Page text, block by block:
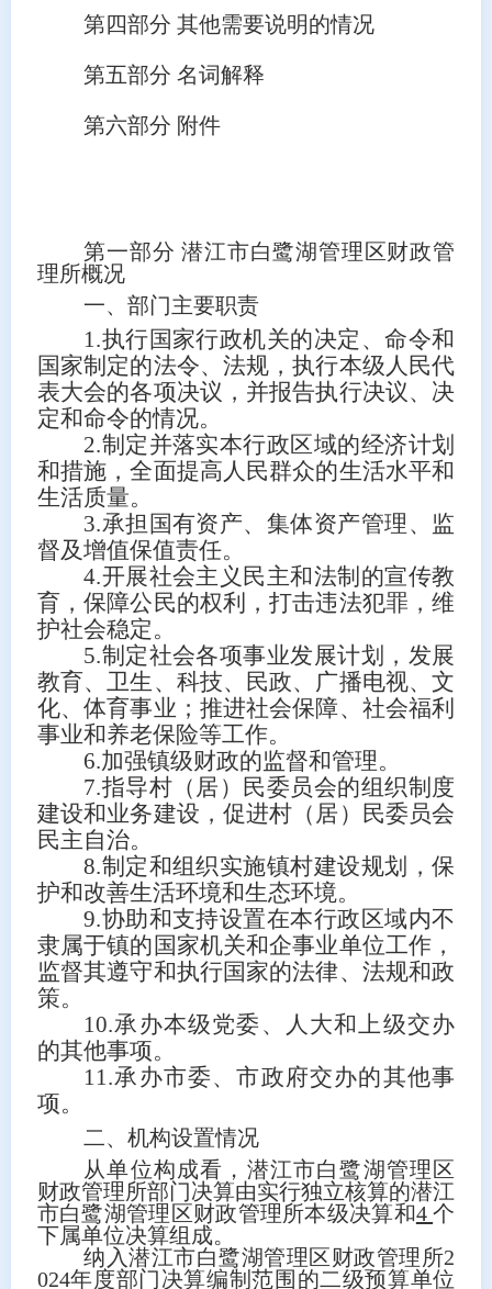
第四部分 其他需要说明的情况
第五部分名词解释
第六部分 附件
第一部分 潜江市白鹭湖管理区财政管
理所概况
一、部门主要职责
1.执行国家行政机关的决定、命令和
国家制定的法令、法规，执行本级人民代
表大会的各项决议，并报告执行决议、决
定和命令的情况。
2.制定并落实本行政区域的经济计划
和措施，全面提高人民群众的生活水平和
生活质量。
3.承担国有资产、集体资产管理、监
督及增值保值责任。
4.开展社会主义民主和法制的宣传教
育，保障公民的权利，打击违法犯罪，维
护社会稳定。
5.制定社会各项事业发展计划，发展
教育、卫生、科技、民政、广播电视、文
化、体育事业；推进社会保障、社会福利
事业和养老保险等工作。
6.加强镇级财政的监督和管理。
7.指导村（居）民委员会的组织制度
建设和业务建设，促进村（居）民委员会
民主自治。
8.制定和组织实施镇村建设规划，保
护和改善生活环境和生态环境。
9.协助和支持设置在本行政区域内不
隶属于镇的国家机关和企事业单位工作，
监督其遵守和执行国家的法律、法规和政
策。
10.承办本级党委、人大和上级交办
的其他事项。
11.承办市委、市政府交办的其他事
项。
二、机构设置情况
从单位构成看，潜江市白鹭湖管理区
财政管理所部门决算由实行独立核算的潜江
市白鹭湖管理区财政管理所本级决算和4个
下属单位决算组成。
纳入潜江市白鹭湖管理区财政管理所2
024年度部门决算编制范围的二级预算单位